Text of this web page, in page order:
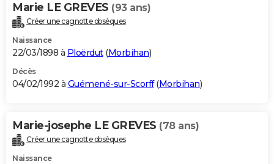
Marie LE GREVES (93 ans)
Créer une cagnotte obsèques
Naissance
22/03/1898 à Ploërdut(Morbihan)
Décès
04/02/1992 à Guémené-sur-Scorff(Morbihan)
Marie-josephe LE GREVES (78 ans)
Créer une cagnotte obsèques
Naissance